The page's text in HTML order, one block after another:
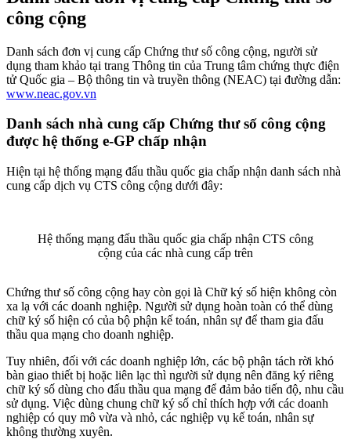
công cộng
Danh sách đơn vị cung cấp Chứng thư số công cộng, người sử
dụng tham khảo tại trang Thông tin của Trung tâm chứng thực điện
tử Quốc gia – Bộ thông tin và truyền thông (NEAC) tại đường dẫn:
www.neac.gov.vn
Danh sách nhà cung cấp Chứng thư số công cộng
được hệ thống e-GP chấp nhận
Hiện tại hệ thống mạng đấu thầu quốc gia chấp nhận danh sách nhà
cung cấp dịch vụ CTS công cộng dưới đây:
Hệ thống mạng đấu thầu quốc gia chấp nhận CTS công
cộng của các nhà cung cấp trên
Chứng thư số công cộng hay còn gọi là Chữ ký số hiện không còn
xa lạ với các doanh nghiệp. Người sử dụng hoàn toàn có thể dùng
chữ ký số hiện có của bộ phận kế toán, nhân sự để tham gia đấu
thầu qua mạng cho doanh nghiệp.
Tuy nhiên, đối với các doanh nghiệp lớn, các bộ phận tách rời khó
bàn giao thiết bị hoặc liên lạc thì người sử dụng nên đăng ký riêng
chữ ký số dùng cho đấu thầu qua mạng để đảm bảo tiến độ, nhu cầu
sử dụng. Việc dùng chung chữ ký số chỉ thích hợp với các doanh
nghiệp có quy mô vừa và nhỏ, các nghiệp vụ kế toán, nhân sự
không thường xuyên.